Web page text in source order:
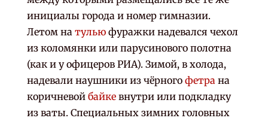
инициалы города и номер гимназии.
Летом на тульюфуражки надевался чехол
из коломянки или парусинового полотна
(как и у офицеров РИА). Зимой, в холода,
надевали наушники из чёрного фетрана
коричневой байкевнутри или подкладку
из ваты. Специальных зимних головных